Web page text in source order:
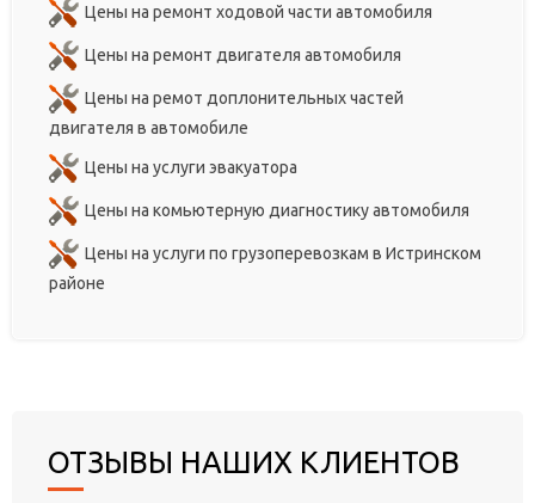
Цены на ремонт ходовой части автомобиля
Цены на ремонт двигателя автомобиля
Цены на ремот доплонительных частей
двигателя в автомобиле
Цены на услуги эвакуатора
Цены на комьютерную диагностику автомобиля
Цены на услуги по грузоперевозкам в Истринском
районе
ОТЗЫВЫ НАШИХ КЛИЕНТОВ